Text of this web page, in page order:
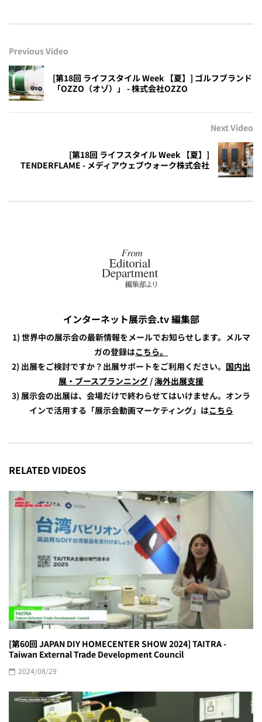
Previous Video
[第18回 ライフスタイル Week 【夏】] ゴルフブランド
「OZZO（オゾ）」 - 株式会社OZZO
Next Video
[第18回 ライフスタイル Week 【夏】]
TENDERFLAME - メディアウェブウォーク株式会社
インターネット展示会.tv 編集部
1) 世界中の展示会の最新情報をメールでお知らせします。メルマ
ガの登録はこちら。
2) 出展をご検討ですか？出展サポートをご利用ください。 国内出
展・ブースプランニング /海外出展支援
3) 展示会の出展は、会場だけで終わらせてはいけません。オンラ
インで活用する「展示会動画マーケティング」はこちら
RELATED VIDEOS
[第60回 JAPAN DIY HOMECENTER SHOW 2024] TAITRA -
Taiwan External Trade Development Council
2024/08/29